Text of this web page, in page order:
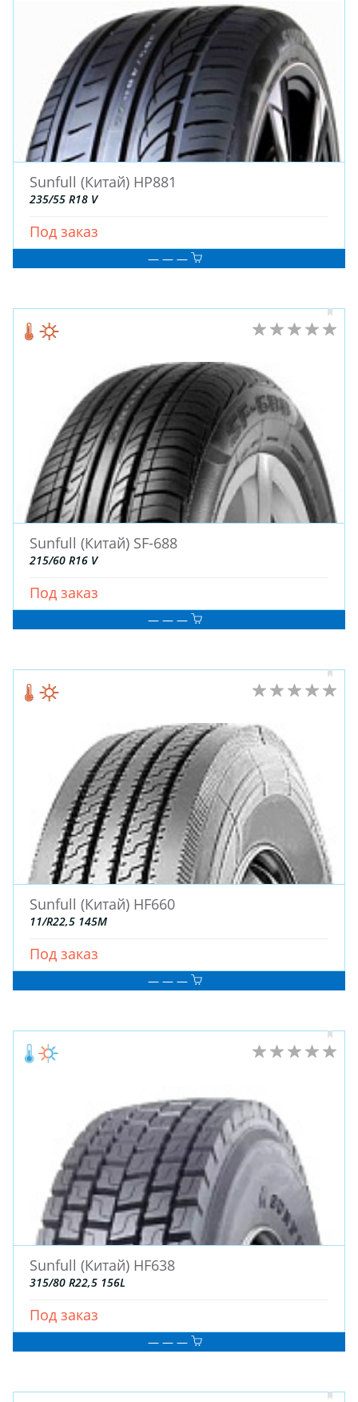
Sunfull (Китай) HP881
235/55 R18 V
Под заказ
— — —
Sunfull (Китай) SF-688
215/60 R16 V
Под заказ
— — —
Sunfull (Китай) HF660
11/R22,5 145M
Под заказ
— — —
Sunfull (Китай) HF638
315/80 R22,5 156L
Под заказ
— — —